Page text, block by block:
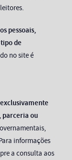
pessoais,
de
no site é
parceria ou
informações
a consulta aos